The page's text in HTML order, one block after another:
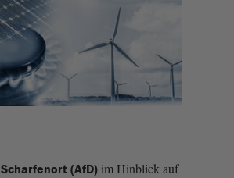
(AfD) im Hinblick auf